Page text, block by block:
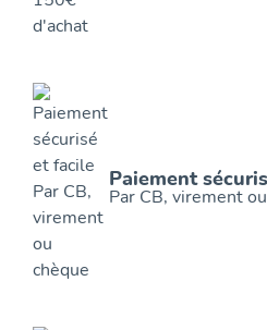
Paiement
Par CB, virement